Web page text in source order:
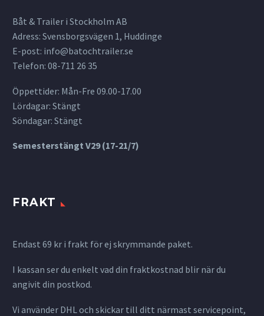
Båt & Trailer i Stockholm AB
Adress: Svensborgsvägen 1, Huddinge
E-post: info@batochtrailer.se
Telefon: 08-711 26 35
Öppettider: Mån-Fre 09.00-17.00
Lördagar: Stängt
Söndagar: Stängt
Semesterstängt V29 (17-21/7)
FRAKT
Endast 69 kr i frakt för ej skrymmande paket.
I kassan ser du enkelt vad din fraktkostnad blir när du
angivit din postkod.
Vi använder DHL och skickar till ditt närmast servicepoint,